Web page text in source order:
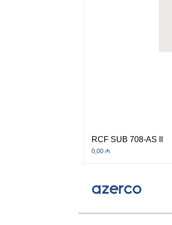
RCF SUB 708-AS II
Price
0,00 ₼